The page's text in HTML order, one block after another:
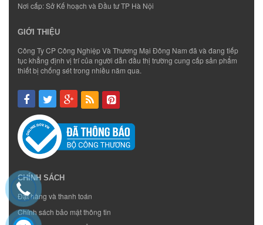
Nơi cấp: Sở Kế hoạch và Đầu tư TP Hà Nội
GIỚI THIỆU
Công Ty CP Công Nghiệp Và Thương Mại Đông Nam đã và đang tiếp
tục khẳng định vị trí của người dẫn đầu thị trường cung cấp sản phẩm
thiết bị chống sét trong nhiều năm qua.
CHÍNH SÁCH
Đặt hàng và thanh toán
Chính sách bảo mật thông tin